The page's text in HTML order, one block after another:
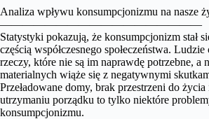
Analiza wpływu konsumpcjonizmu na nasze
——————————————————
Statystyki pokazują, że konsumpcjonizm stał
częścią współczesnego społeczeństwa.
rzeczy, które nie są im naprawdę potrzebne, a
materialnych wiąże się z negatywnymi
Przeładowane domy, brak przestrzeni do
utrzymaniu porządku to tylko niektóre
konsumpcjonizmu.